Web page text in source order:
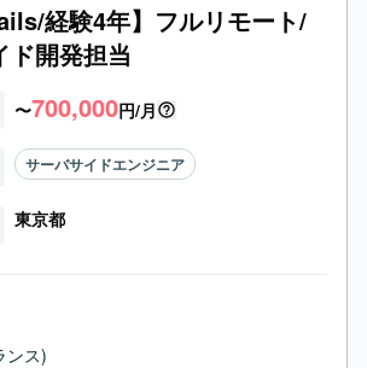
経験4年】フルリモート/
ド開発担当
〜700,000円/月
サーバサイドエンジニア
東京都
ンス)